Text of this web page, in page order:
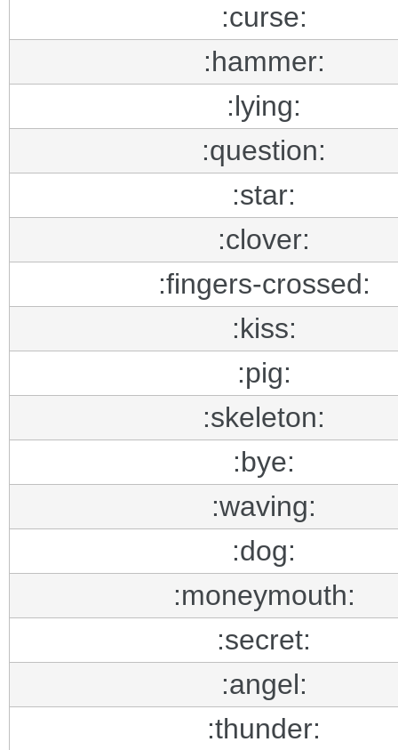
:curse:
:hammer:
:lying:
:question:
:star:
:clover:
:fingers-crossed:
:kiss:
:pig:
:skeleton:
:bye:
:waving:
:dog:
:moneymouth:
:secret:
:angel:
:thunder: